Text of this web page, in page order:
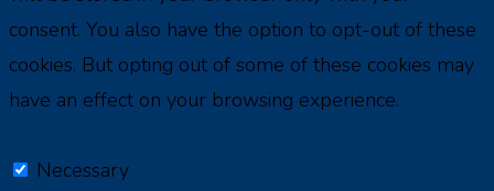
consent. You also have the option to opt-out of these
cookies. But opting out of some of these cookies may
have an effect on your browsing experience.
Necessary